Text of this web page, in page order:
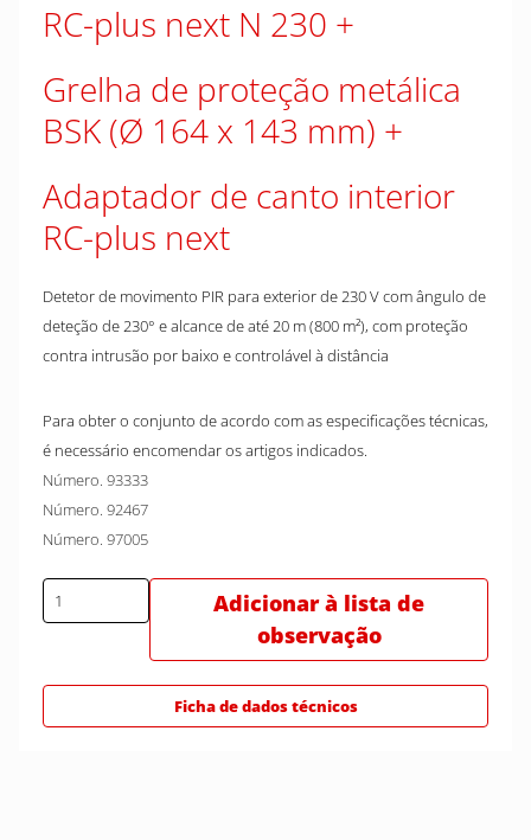
RC-plus next N 230
Grelha de proteção metálica
BSK (Ø 164 x 143 mm)
Adaptador de canto interior
RC-plus next
Detetor de movimento PIR para exterior de 230 V com ângulo de
deteção de 230° e alcance de até 20 m (800 m²), com proteção
contra intrusão por baixo e controlável à distância
Para obter o conjunto de acordo com as especificações técnicas,
é necessário encomendar os artigos indicados.
Número. 93333
Número. 92467
Número. 97005
Adicionar à lista de
observação
Ficha de dados técnicos